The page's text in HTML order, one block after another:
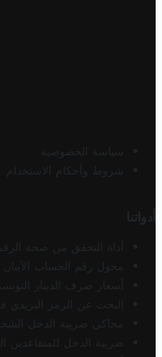
سياسة الخصوصية
شروط وأحكام الاستخدام
أدواتنا
أداة التحقق من صحة
محول رقم الحساب
أسعار صرف الدينار
البحث عن الرمز البريدي
محاكي ضريبة الدخل
ضريبة الدخل للمتقاعدين